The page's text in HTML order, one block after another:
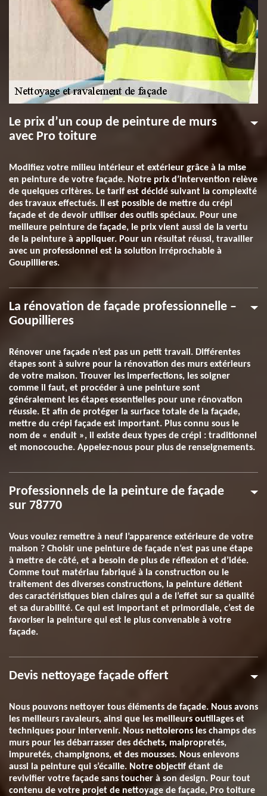
Le prix d’un coup de peinture de murs
avec Pro toiture
Modifiez votre milieu intérieur et extérieur grâce à la mise
en peinture de votre façade. Notre prix d’intervention relève
de quelques critères. Le tarif est décidé suivant la complexité
des travaux effectués. Il est possible de mettre du crépi
façade et de devoir utiliser des outils spéciaux. Pour une
meilleure peinture de façade, le prix vient aussi de la vertu
de la peinture à appliquer. Pour un résultat réussi, travailler
avec un professionnel est la solution irréprochable à
Goupillieres.
La rénovation de façade professionnelle –
Goupillieres
Rénover une façade n’est pas un petit travail. Différentes
étapes sont à suivre pour la rénovation des murs extérieurs
de votre maison. Trouver les imperfections, les soigner
comme il faut, et procéder à une peinture sont
généralement les étapes essentielles pour une rénovation
réussie. Et afin de protéger la surface totale de la façade,
mettre du crépi façade est important. Plus connu sous le
nom de « enduit », il existe deux types de crépi : traditionnel
et monocouche. Appelez-nous pour plus de renseignements.
Professionnels de la peinture de façade
sur 78770
Vous voulez remettre à neuf l’apparence extérieure de votre
maison ? Choisir une peinture de façade n’est pas une étape
à mettre de côté, et a besoin de plus de réflexion et d’idée.
Comme tout matériau fabriqué à la construction ou le
traitement des diverses constructions, la peinture détient
des caractéristiques bien claires qui a de l’effet sur sa qualité
et sa durabilité. Ce qui est important et primordiale, c’est de
favoriser la peinture qui est le plus convenable à votre
façade.
Devis nettoyage façade offert
Nous pouvons nettoyer tous éléments de façade. Nous avons
les meilleurs ravaleurs, ainsi que les meilleurs outillages et
techniques pour intervenir. Nous nettoierons les champs des
murs pour les débarrasser des déchets, malpropretés,
impuretés, champignons, et des mousses. Nous enlevons
aussi la peinture qui s’écaille. Notre objectif étant de
revivifier votre façade sans toucher à son design. Pour tout
contenu de votre projet de nettoyage de façade, Pro toiture